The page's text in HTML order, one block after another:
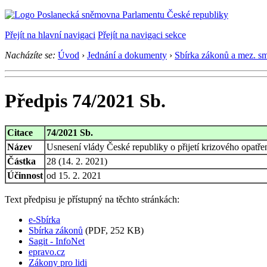
Přejít na hlavní navigaci Přejít na navigaci sekce
Nacházíte se: Úvod › Jednání a dokumenty › Sbírka zákonů a mez.
Předpis 74/2021 Sb.
Citace
74/2021 Sb.
Název
Usnesení vlády České republiky o přijetí krizového
Částka
28 (14. 2. 2021)
Účinnost od 15. 2. 2021
Text předpisu je přístupný na těchto stránkách:
e-Sbírka
Sbírka zákonů (PDF, 252 KB)
Sagit - InfoNet
epravo.cz
Zákony pro lidi